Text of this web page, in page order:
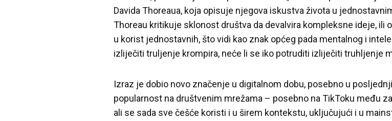
Davida Thoreaua, koja opisuje njegova iskustva života u
Thoreau kritikuje sklonost društva da devalvira kompleksne ideje, ili
u korist jednostavnih, što vidi kao znak općeg pada mentalnog i
izliječiti truljenje krompira, neće li se iko potruditi izliječiti truhljenje
Izraz je dobio novo značenje u digitalnom dobu, posebno u
popularnost na društvenim mrežama – posebno na TikToku među
ali se sada sve češće koristi i u širem kontekstu, uključujući i u